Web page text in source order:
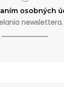
osobných
newslettera.